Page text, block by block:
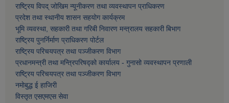
राष्ट्रिय विपद् जोखिम न्यूनीकरण तथा व्यवस्थापन प्राधिकरण
प्रदेश तथा स्थानीय शासन सहयोग कार्यक्रम
भूमि व्यवस्था, सहकारी तथा गरिबी निवारण मन्त्रालय सहकारी बिभाग
राष्ट्रिय पुनर्निर्माण प्राधिकरण पोर्टल
राष्ट्रिय परिचयपत्र तथा पञ्जीकरण विभाग
प्रधानमन्त्री तथा मन्त्रिपरिषद्को कार्यालय - गुनासो व्यवस्थापन प्रणाली
राष्ट्रिय परिचयपत्र तथा पञ्जीकरण विभाग
नमाेबुद्ध ई हाजिरी
विस्तृत एसएमएस सेवा